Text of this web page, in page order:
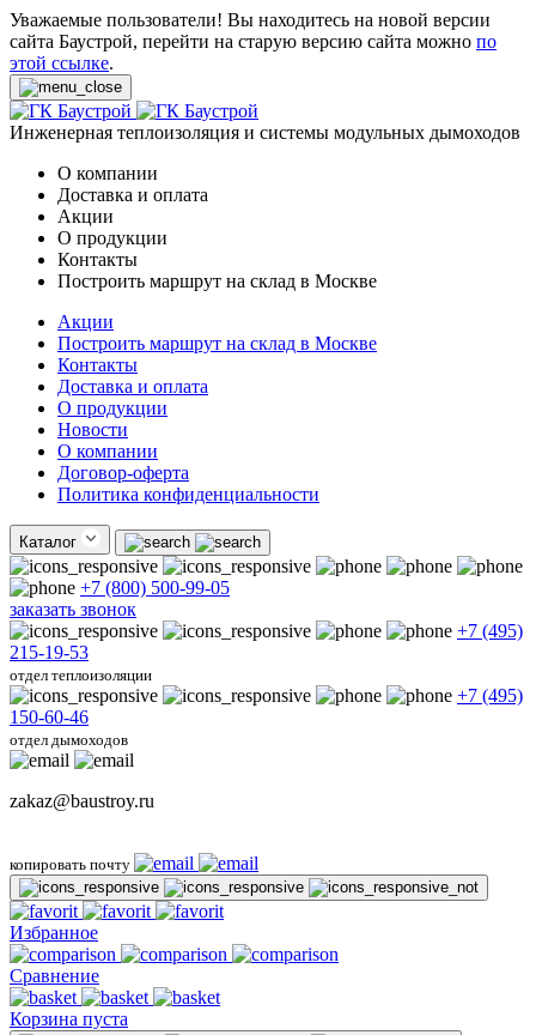
Уважаемые пользователи! Вы находитесь на новой версии
сайта Баустрой, перейти на старую версию сайта можно по
этой ссылке.
Инженерная теплоизоляция и системы модульных дымоходов
О компании
Доставка и оплата
Акции
О продукции
Контакты
Построить маршрут на склад в Москве
Акции
Построить маршрут на склад в Москве
Контакты
Доставка и оплата
О продукции
Новости
О компании
Договор-оферта
Политика конфиденциальности
Каталог
+7 (800) 500-99-05
заказать звонок
+7 (495)
215-19-53
отдел теплоизоляции
+7 (495)
150-60-46
отдел дымоходов
zakaz@baustroy.ru
копировать почту
Избранное
Сравнение
Корзина пуста